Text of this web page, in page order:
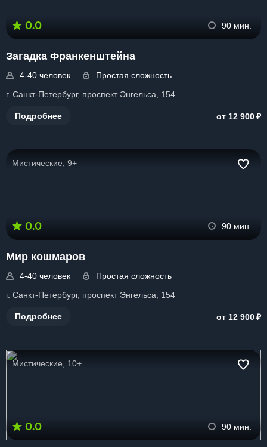
0.0 90 мин.
Загадка Франкенштейна
4-40 человек
Простая сложность
г. Санкт-Петербург, проспект Энгельса, 154
Подробнее от 12 900₽
Мистические, 9+
0.0 90 мин.
Мир кошмаров
4-40 человек
Простая сложность
г. Санкт-Петербург, проспект Энгельса, 154
Подробнее от 12 900₽
Мистические, 10+
0.0 90 мин.